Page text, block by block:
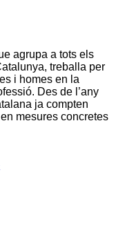
agrupa a tots els
treballa per
i homes en la
Des de l’any
ja compten
mesures concretes